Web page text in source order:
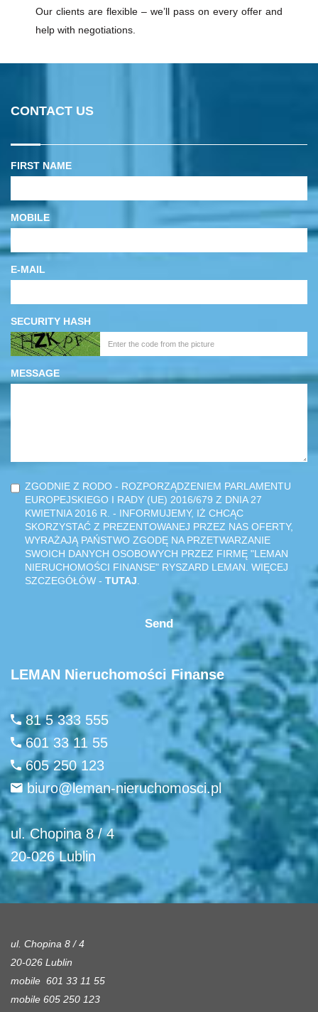
Our clients are flexible – we’ll pass on every offer and
help with negotiations.
CONTACT US
FIRST NAME
MOBILE
E-MAIL
SECURITY HASH
MESSAGE
ZGODNIE Z RODO - ROZPORZĄDZENIEM PARLAMENTU
EUROPEJSKIEGO I RADY (UE) 2016/679 Z DNIA 27
KWIETNIA 2016 R. - INFORMUJEMY, IŻ CHCĄC
SKORZYSTAĆ Z PREZENTOWANEJ PRZEZ NAS OFERTY,
WYRAŻAJĄ PAŃSTWO ZGODĘ NA PRZETWARZANIE
SWOICH DANYCH OSOBOWYCH PRZEZ FIRMĘ "LEMAN
NIERUCHOMOŚCI FINANSE" RYSZARD LEMAN. WIĘCEJ
SZCZEGÓŁÓW - TUTAJ.
LEMAN Nieruchomości Finanse
81 5 333 555
601 33 11 55
605 250 123
biuro@leman-nieruchomosci.pl
ul. Chopina 8 / 4
20-026 Lublin
ul. Chopina 8 / 4
20-026 Lublin
mobile 601 33 11 55
mobile 605 250 123